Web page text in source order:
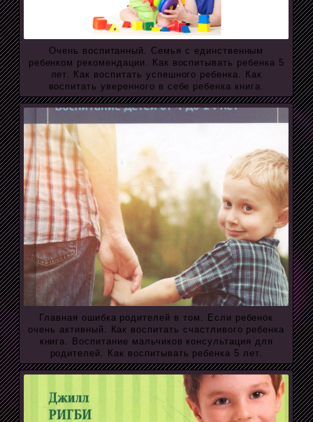
Очень воспитанный. Семья с единственным
ребенком рекомендации. Как воспитывать ребенка 5
лет. Как воспитать успешного ребенка. Как
воспитать уверенного в себе ребенка книга.
Главная ошибка родителей в том. Если ребенок
очень активный. Как воспитать счастливого ребенка
книга. Воспитание мальчиков консультация для
родителей. Как воспитывать ребенка 5 лет.